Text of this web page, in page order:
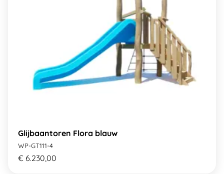
Glijbaantoren Flora blauw
WP-GT111-4
€ 6.230,00